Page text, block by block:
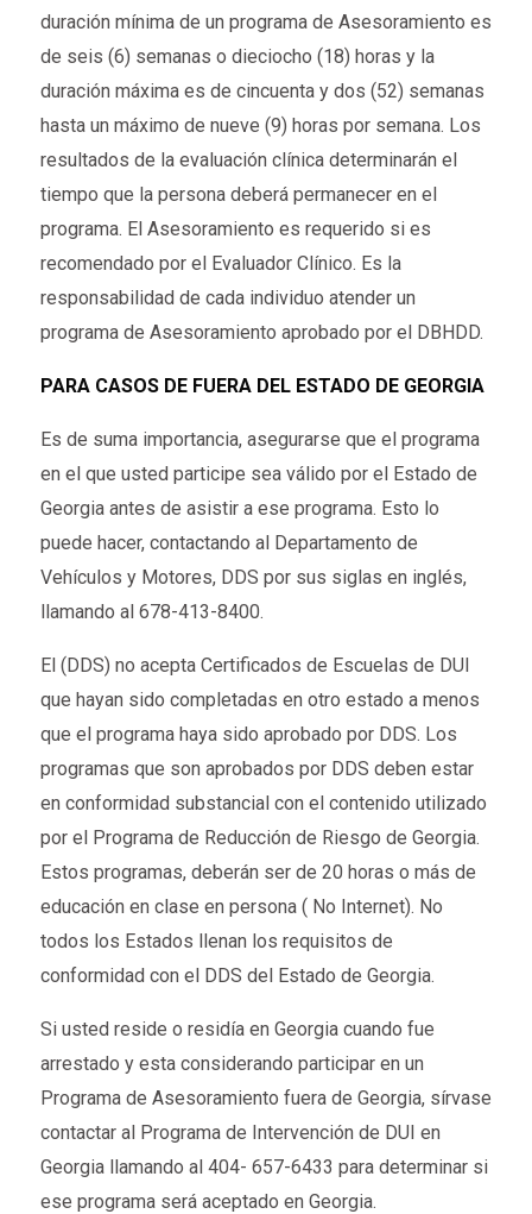
duración mínima de un programa de Asesoramiento es
de seis (6) semanas o dieciocho (18) horas y la
duración máxima es de cincuenta y dos (52) semanas
hasta un máximo de nueve (9) horas por semana. Los
resultados de la evaluación clínica determinarán el
tiempo que la persona deberá permanecer en el
programa. El Asesoramiento es requerido si es
recomendado por el Evaluador Clínico. Es la
responsabilidad de cada individuo atender un
programa de Asesoramiento aprobado por el DBHDD.
PARA CASOS DE FUERA DEL ESTADO DE GEORGIA
Es de suma importancia, asegurarse que el programa
en el que usted participe sea válido por el Estado de
Georgia antes de asistir a ese programa. Esto lo
puede hacer, contactando al Departamento de
Vehículos y Motores, DDS por sus siglas en inglés,
llamando al 678-413-8400.
El (DDS) no acepta Certificados de Escuelas de DUI
que hayan sido completadas en otro estado a menos
que el programa haya sido aprobado por DDS. Los
programas que son aprobados por DDS deben estar
en conformidad substancial con el contenido utilizado
por el Programa de Reducción de Riesgo de Georgia.
Estos programas, deberán ser de 20 horas o más de
educación en clase en persona ( No Internet). No
todos los Estados llenan los requisitos de
conformidad con el DDS del Estado de Georgia.
Si usted reside o residía en Georgia cuando fue
arrestado y esta considerando participar en un
Programa de Asesoramiento fuera de Georgia, sírvase
contactar al Programa de Intervención de DUI en
Georgia llamando al 404- 657-6433 para determinar si
ese programa será aceptado en Georgia.